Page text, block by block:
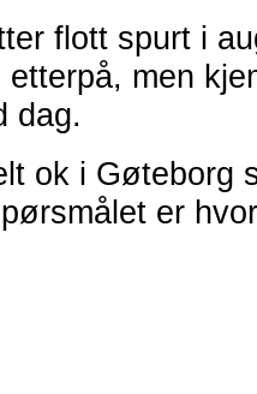
flott spurt i
men
dag.
ok i Gøteborg
er